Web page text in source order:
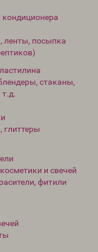
ленты, посыпка
стаканы,
глиттеры
и свечей
фитили